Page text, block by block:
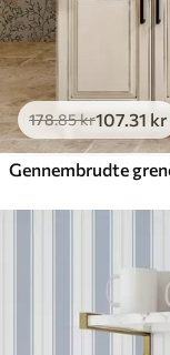
178.85kr107.31 kr